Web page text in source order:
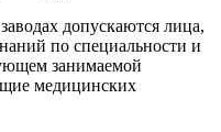
допускаются лица,
по специальности и
занимаемой
медицинских